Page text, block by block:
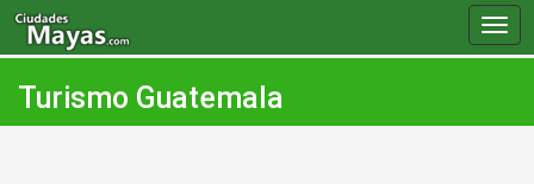
Turismo Guatemala